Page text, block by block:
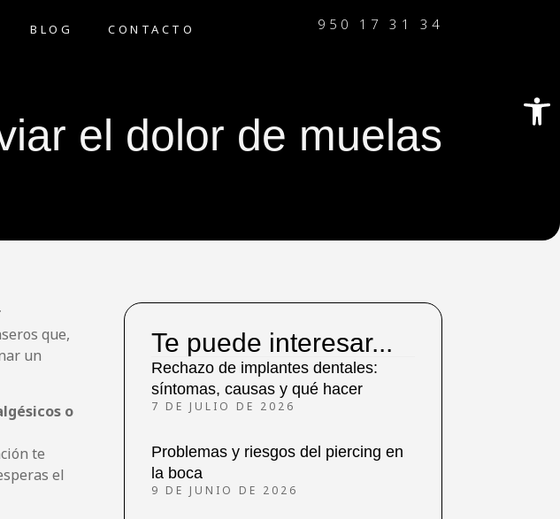
BLOG CONTACTO 950 17 31 34
el dolor de muelas
que,
un
o
te
el
Te puede interesar...
Rechazo de implantes dentales:
síntomas, causas y qué hacer
7 DE JULIO DE 2026
Problemas y riesgos del piercing en
la boca
9 DE JUNIO DE 2026